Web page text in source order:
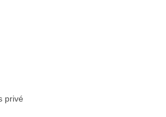
privé